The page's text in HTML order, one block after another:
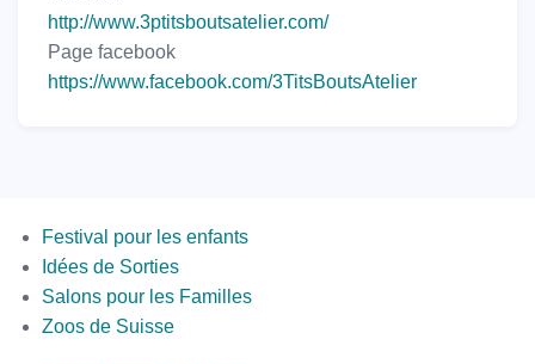
http://www.3ptitsboutsatelier.com/
Page facebook
https://www.facebook.com/3TitsBoutsAtelier
Menus
Festival pour les enfants
Idées de Sorties
Salons pour les Familles
Zoos de Suisse